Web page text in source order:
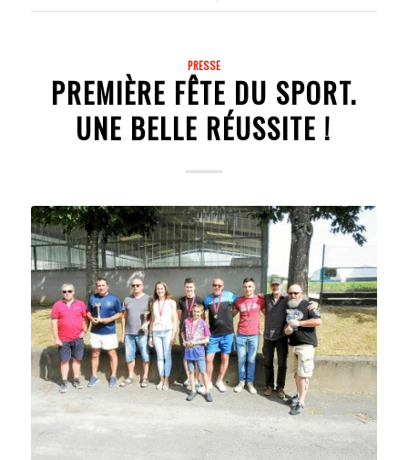
PRESSE
PREMIÈRE FÊTE DU SPORT.
UNE BELLE RÉUSSITE !